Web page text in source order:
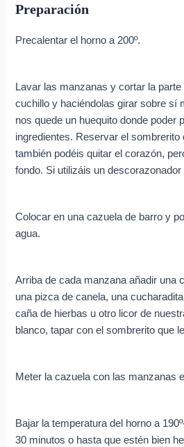
Preparación
Precalentar el horno a 200º.
Lavar las manzanas y cortar la parte
cuchillo y haciéndolas girar sobre sí
nos quede un huequito donde poder
ingredientes. Reservar el sombrerito
también podéis quitar el corazón,
fondo. Si utilizáis un
Colocar en una cazuela de barro y
agua.
Arriba de cada manzana añadir una
una pizca de canela, una
caña de hierbas u otro licor de
blanco, tapar con el sombrerito que
Meter la cazuela con las manzanas
Bajar la temperatura del horno a
30 minutos o hasta que estén bien